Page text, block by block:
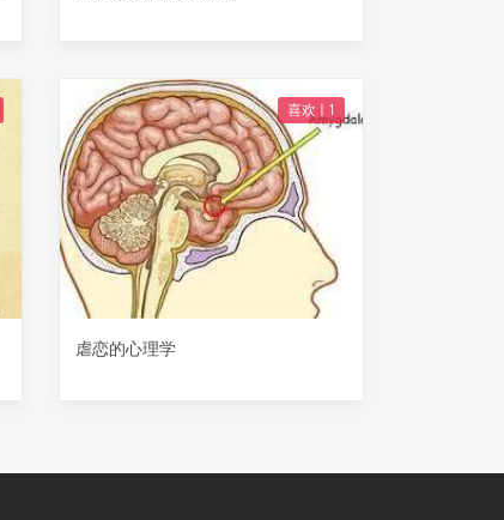
喜欢 | 1
虐恋的心理学